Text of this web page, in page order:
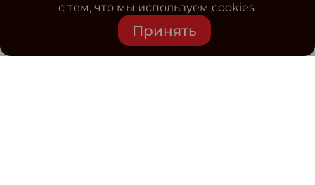
с тем, что мы используем cookies
Принять